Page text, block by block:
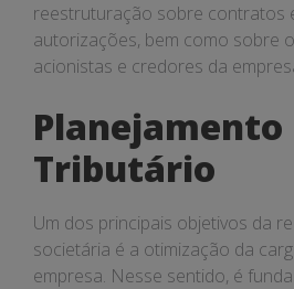
reestruturação sobre contratos
autorizações, bem como sobre
acionistas e credores da
Planejamento
Tributário
Um dos principais objetivos da
societária é a otimização da
empresa. Nesse sentido, é